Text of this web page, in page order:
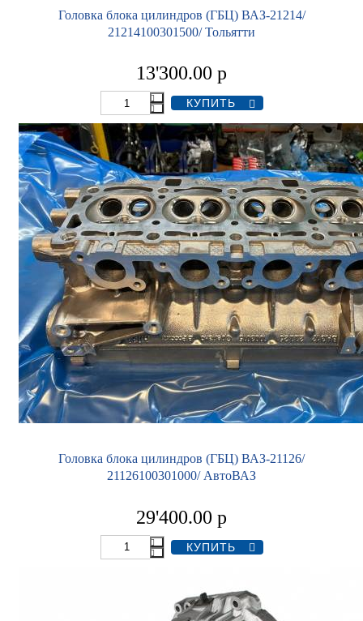
Головка блока цилиндров (ГБЦ) ВАЗ-21214/
21214100301500/ Тольятти
13'300.00 р
Головка блока цилиндров (ГБЦ) ВАЗ-21126/
21126100301000/ АвтоВАЗ
29'400.00 р